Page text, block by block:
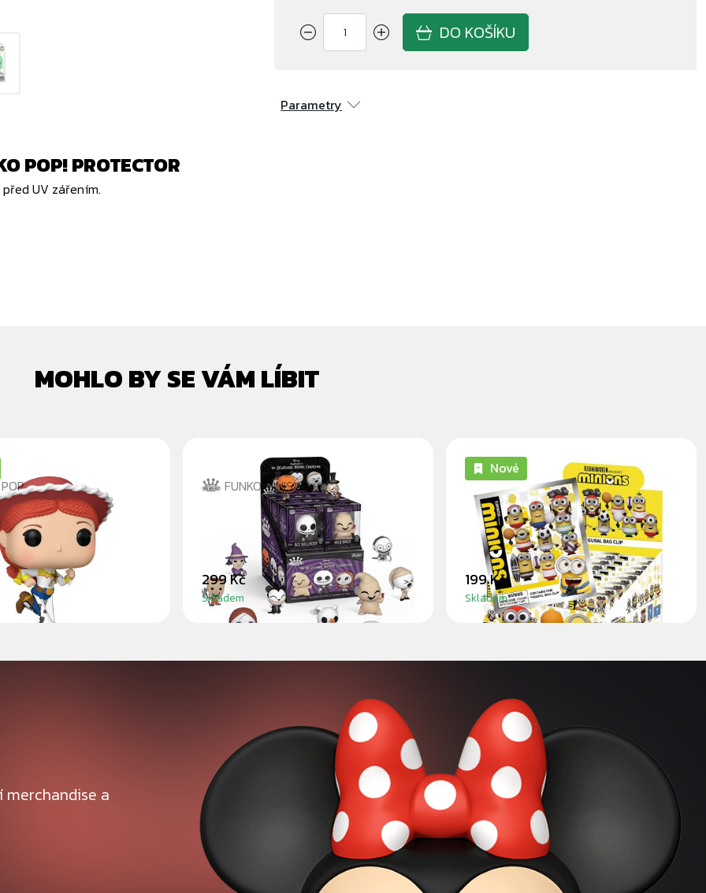
DO KOŠÍKU
Parametry
POP! PROTECTOR
UV zářením.
MOHLO BY SE VÁM LÍBIT
FUNKO MINIS
THE NIGHTMARE BEFORE
CHRISTMAS - MINIS
299 Kč
Skladem
MINIONS SPORTS - 3D FOAM
BLINDBAG
Nové
199 Kč
Skladem
a